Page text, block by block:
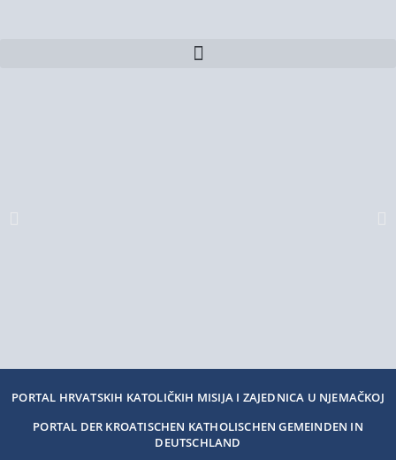
PORTAL HRVATSKIH KATOLIČKIH MISIJA I ZAJEDNICA U NJEMAČKOJ
PORTAL DER KROATISCHEN KATHOLISCHEN GEMEINDEN IN
DEUTSCHLAND